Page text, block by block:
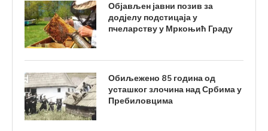
Објављен јавни позив за
додјелу подстицаја у
пчеларству у Мркоњић Граду
Обиљежено 85 година од
усташког злочина над Србима у
Пребиловцима